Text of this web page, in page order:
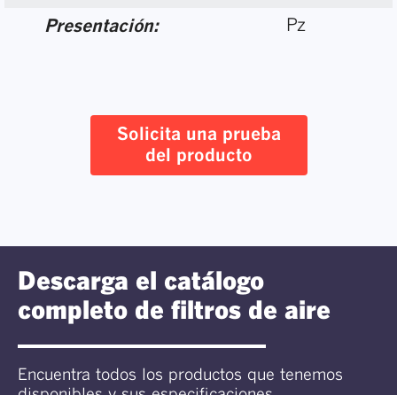
Presentación: Pz
Solicita una prueba
del producto
Descarga el catálogo
completo de filtros de aire
Encuentra todos los productos que tenemos